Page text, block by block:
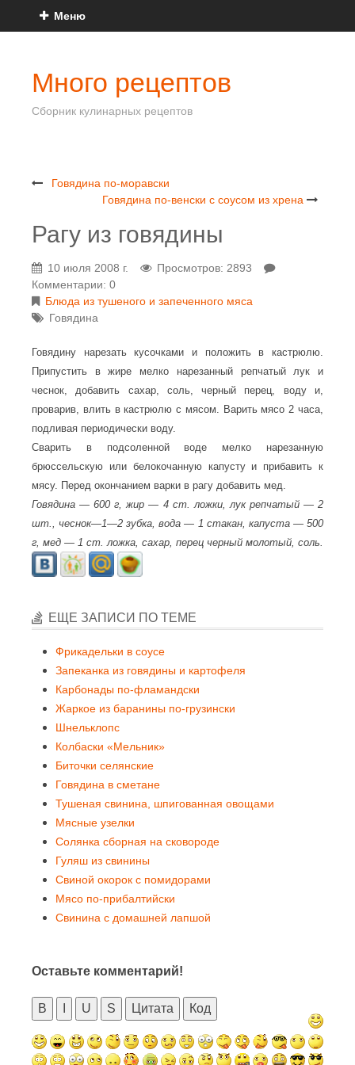
Меню
Много рецептов
Сборник кулинарных рецептов
Говядина по-моравски
Говядина по-венски с соусом из хрена
Рагу из говядины
10 июля 2008 г.
Просмотров: 2893
Комментарии: 0
Блюда из тушеного и запеченного мяса
Говядина
Говядину нарезать кусочками и положить в кастрюлю.
Припустить в жире мелко нарезанный репчатый лук и
чеснок, добавить сахар, соль, черный перец, воду и,
проварив, влить в кастрюлю с мясом. Варить мясо 2 часа,
подливая периодически воду.
Сварить в подсоленной воде мелко нарезанную
брюссельскую или белокочанную капусту и прибавить к
мясу. Перед окончанием варки в рагу добавить мед.
Говядина — 600 г, жир — 4 ст. ложки, лук репчатый — 2
шт., чеснок—1—2 зубка, вода — 1 стакан, капуста — 500
г, мед — 1 ст. ложка, сахар, перец черный молотый, соль.
ЕЩЕ ЗАПИСИ ПО ТЕМЕ
Фрикадельки в соусе
Запеканка из говядины и картофеля
Карбонады по-фламандски
Жаркое из баранины по-грузински
Шнельклопс
Колбаски «Мельник»
Биточки селянские
Говядина в сметане
Тушеная свинина, шпигованная овощами
Мясные узелки
Солянка сборная на сковороде
Гуляш из свинины
Свиной окорок с помидорами
Мясо по-прибалтийски
Свинина с домашней лапшой
Оставьте комментарий!
B U S Цитата Код